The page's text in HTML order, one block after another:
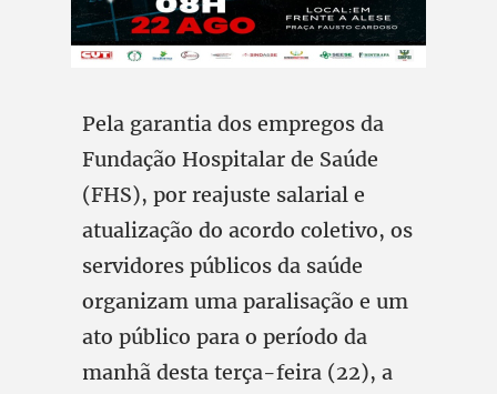
Pela garantia dos empregos da
Fundação Hospitalar de Saúde
(FHS), por reajuste salarial e
atualização do acordo coletivo, os
servidores públicos da saúde
organizam uma paralisação e um
ato público para o período da
manhã desta terça-feira (22), a